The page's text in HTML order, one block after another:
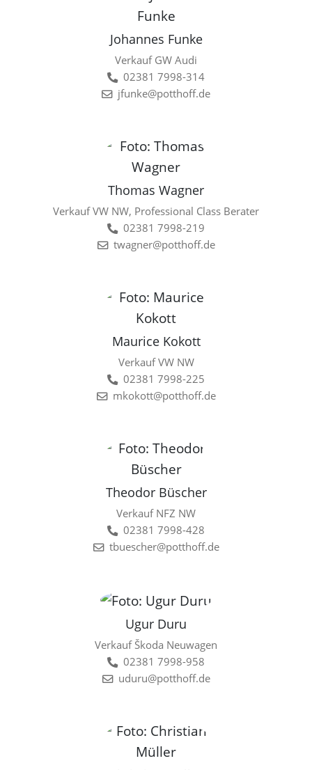
Johannes Funke
Verkauf GW Audi
02381 7998-314
jfunke@potthoff.de
Thomas Wagner
Verkauf VW NW, Professional Class Berater
02381 7998-219
twagner@potthoff.de
Maurice Kokott
Verkauf VW NW
02381 7998-225
mkokott@potthoff.de
Theodor Büscher
Verkauf NFZ NW
02381 7998-428
tbuescher@potthoff.de
Ugur Duru
Verkauf Škoda Neuwagen
02381 7998-958
uduru@potthoff.de